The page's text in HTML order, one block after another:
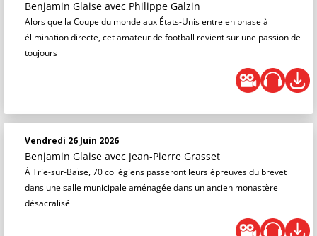
Benjamin Glaise avec Philippe Galzin
Alors que la Coupe du monde aux États-Unis entre en phase à
élimination directe, cet amateur de football revient sur une passion de
toujours
Vendredi 26 Juin 2026
Benjamin Glaise avec Jean-Pierre Grasset
À Trie-sur-Baïse, 70 collégiens passeront leurs épreuves du brevet
dans une salle municipale aménagée dans un ancien monastère
désacralisé